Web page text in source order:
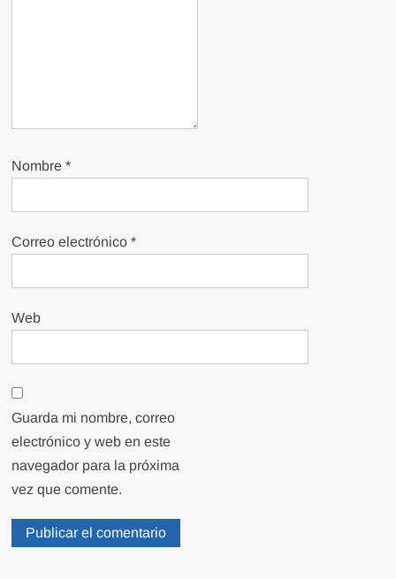
Nombre*
Correo electrónico*
Web
Guarda mi nombre, correo
electrónico y web en este
navegador para la próxima
vez que comente.